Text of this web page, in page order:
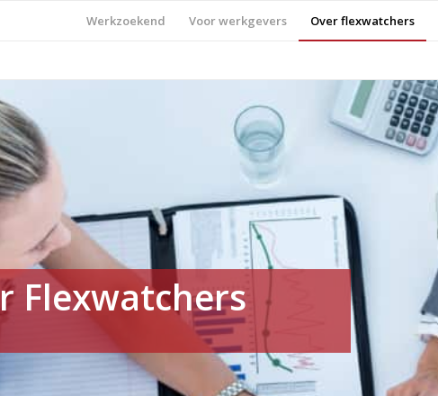
Werkzoekend Voor werkgevers Over flexwatchers
Flexwatchers